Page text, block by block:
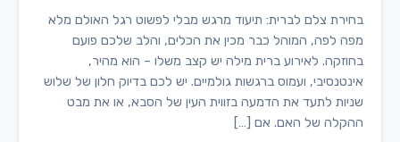
בחירת צלם לברית: תיעוד מרגש מבלי לפשוט רגל האולם מלא
מפה לפה, המוהל כבר מכין את הכלים, והלב שלכם פועם
בחוזקה. לאירוע ברית מילה יש קצב משלו – הוא מהיר,
אינטנסיבי, ועמוס ברגשות גולמיים. יש לכם בדיוק חלון של שלוש
שניות לתעד את הדמעה בזווית העין של הסבא, או את מבט
ההקלה של האם. אם […]